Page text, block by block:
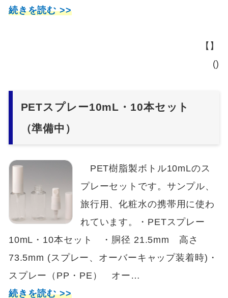
続きを読む >>
【】
()
PETスプレー10mL・10本セット
（準備中）
PET樹脂製ボトル10mLのス
プレーセットです。サンプル、
旅行用、化粧水の携帯用に使わ
れています。・PETスプレー
10mL・10本セット ・胴径 21.5mm 高さ
73.5mm (スプレー、オーバーキャップ装着時)・
スプレー（PP・PE） オー…
続きを読む >>